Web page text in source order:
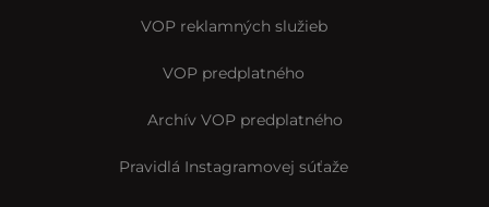
VOP reklamných služieb
VOP predplatného
Archív VOP predplatného
Pravidlá Instagramovej súťaže